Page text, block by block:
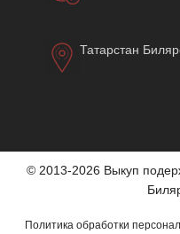
Татарстан
© 2013-2026 Выкуп
Политика обработки